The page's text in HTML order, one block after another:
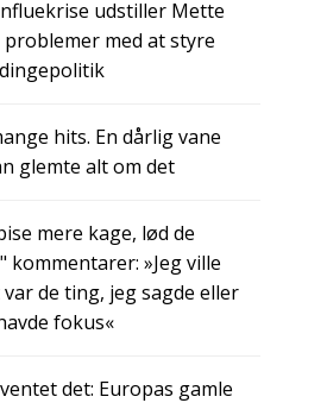
udstiller Mette
problemer med at styre
hits. En dårlig vane
glemte alt om det
mere kage, lød de
kommentarer: »Jeg ville
de ting, jeg sagde eller
fokus«
det: Europas gamle